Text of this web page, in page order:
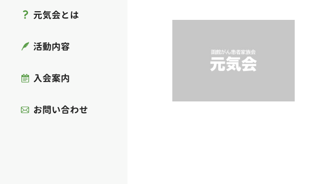
元気会とは
活動内容
入会案内
お問い合わせ